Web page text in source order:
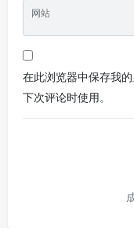
网站
在此浏览器中保存我
下次评论时使用。